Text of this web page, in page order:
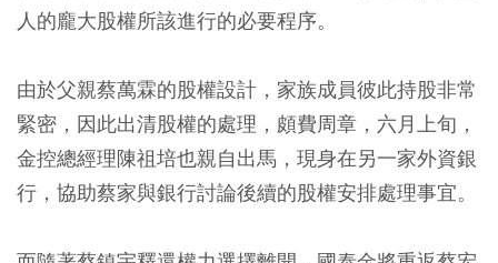
人的龐大股權所該進行的必要程序。
由於父親蔡萬霖的股權設計，家族成員彼此持股非常
緊密，因此出清股權的處理，頗費周章，六月上旬，
金控總經理陳祖培也親自出馬，現身在另一家外資銀
行，協助蔡家與銀行討論後續的股權安排處理事宜。